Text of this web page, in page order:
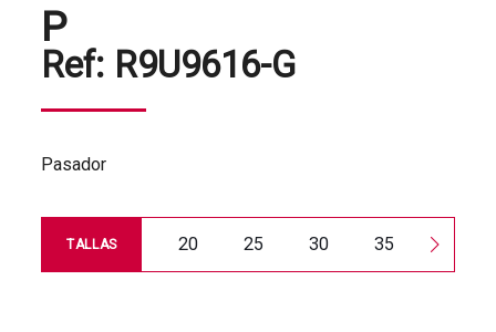
P
Ref: R9U9616-G
Pasador
TALLAS 20 25 30 35